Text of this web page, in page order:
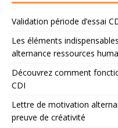
Validation période d’essai
Les éléments
alternance ressources
Découvrez comment
CDI
Lettre de motivation
preuve de créativité